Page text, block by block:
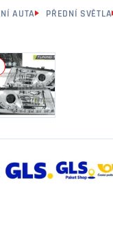
AUTA PŘEDNÍ SVĚTLA